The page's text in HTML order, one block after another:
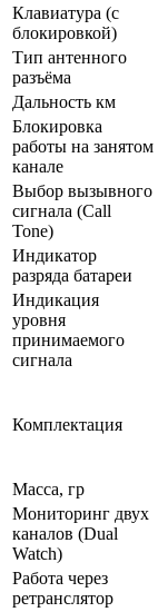
Клавиатура (с
блокировкой)
Тип антенного
разъёма
Дальность км
Блокировка
работы на занятом
канале
Выбор вызывного
сигнала (Call
Tone)
Индикатор
разряда батареи
Индикация
уровня
принимаемого
сигнала
Комплектация
Масса, гр
Мониторинг двух
каналов (Dual
Watch)
Работа через
ретранслятор